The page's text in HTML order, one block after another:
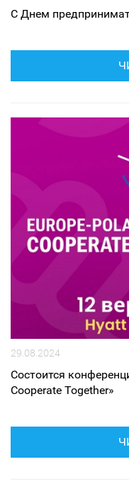
С Днем
29.08.2024
Состоится
Cooperate Together»